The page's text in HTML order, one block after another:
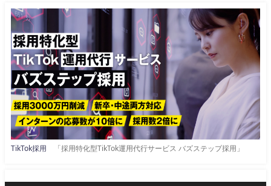
TikTok採用 「採用特化型TikTok運用代行サービス バズステップ採用」